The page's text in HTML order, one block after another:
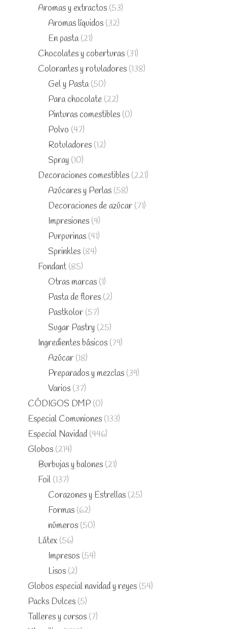
Aromas y extractos (53)
Aromas líquidos (32)
En pasta (21)
Chocolates y coberturas (31)
Colorantes y rotuladores (138)
Gel y Pasta (50)
Para chocolate (22)
Pinturas comestibles (0)
Polvo (47)
Rotuladores (12)
Spray (10)
Decoraciones comestibles (221)
Azúcares y Perlas (58)
Decoraciones de azúcar (71)
Impresiones (4)
Purpurinas (41)
Sprinkles (84)
Fondant (85)
Otras marcas (1)
Pasta de flores (2)
Pastkolor (57)
Sugar Pastry (25)
Ingredientes básicos (79)
Azúcar (18)
Preparados y mezclas (39)
Varios (37)
CÓDIGOS DMP (0)
Especial Comuniones (133)
Especial Navidad (446)
Globos (214)
Burbujas y balones (21)
Foil (137)
Corazones y Estrellas (25)
Formas (62)
números (50)
Látex (56)
Impresos (54)
Lisos (2)
Globos especial navidad y reyes (54)
Packs Dulces (5)
Talleres y cursos (7)